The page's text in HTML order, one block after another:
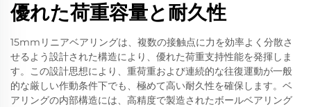
優れた荷重容量と耐久性
15mmリニアベアリングは、複数の接触点に力を効率よく分散さ
せるよう設計された構造により、優れた荷重支持性能を発揮しま
す。この設計思想により、重荷重および連続的な往復運動が一般
的な厳しい作動条件下でも、極めて高い耐久性を確保します。ベ
アリングの内部構造には、高精度で製造されたボールベアリング